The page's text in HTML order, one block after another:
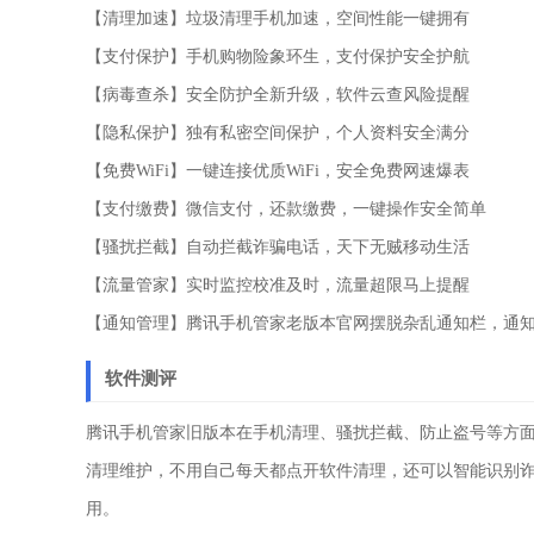
【清理加速】垃圾清理手机加速，空间性能一键拥有
【支付保护】手机购物险象环生，支付保护安全护航
【病毒查杀】安全防护全新升级，软件云查风险提醒
【隐私保护】独有私密空间保护，个人资料安全满分
【免费WiFi】一键连接优质WiFi，安全免费网速爆表
【支付缴费】微信支付，还款缴费，一键操作安全简单
【骚扰拦截】自动拦截诈骗电话，天下无贼移动生活
【流量管家】实时监控校准及时，流量超限马上提醒
【通知管理】腾讯手机管家老版本官网摆脱杂乱通知栏，通
软件测评
腾讯手机管家旧版本在手机清理、骚扰拦截、防止盗号等方
清理维护，不用自己每天都点开软件清理，还可以智能识别
用。